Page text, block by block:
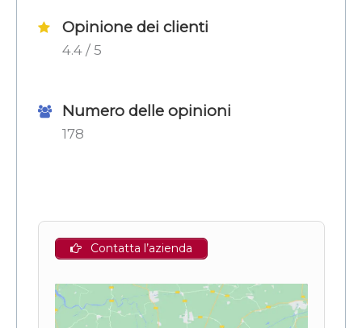
Opinione dei clienti
4.4 / 5
Numero delle opinioni
178
Contatta l’azienda